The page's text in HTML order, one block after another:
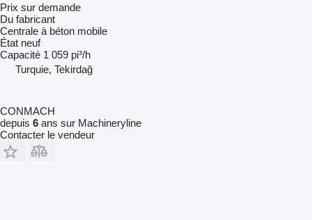
Prix sur demande
Du fabricant
Centrale à béton mobile
État neuf
Capacité 1 059 pi³/h
Turquie, Tekirdağ
CONMACH
depuis 6 ans sur Machineryline
Contacter le vendeur